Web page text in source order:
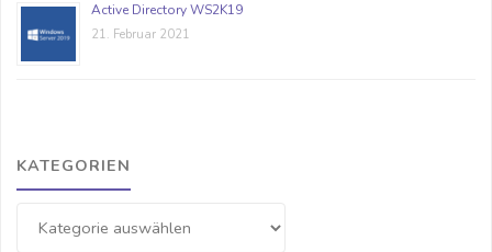
Active Directory WS2K19
21. Februar 2021
KATEGORIEN